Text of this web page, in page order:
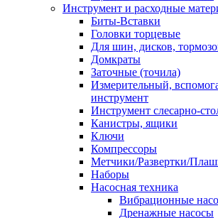
Инструмент и расходные
Биты-Вставки
Головки торцевые
Для шин, дисков,
Домкраты
Заточные (точила)
Измерительный,
инструмент
Инструмент слесарно-
Канистры, ящики
Ключи
Компрессоры
Метчики/Развертки/
Наборы
Насосная техника
Вибрационные
Дренажные насосы